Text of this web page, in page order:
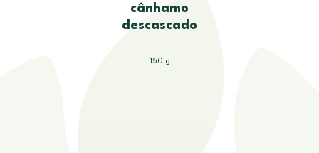
cânhamo
descascado
150 g